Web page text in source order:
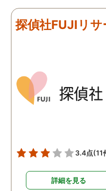
来ていました。 担当
丁寧で報告内容もわ
探偵社FUJIリサ
3.4点(11
詳細を見る